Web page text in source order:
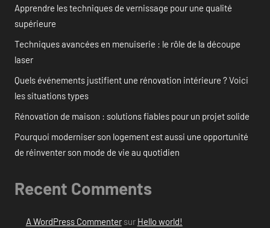
Apprendre les techniques de vernissage pour une qualité
supérieure
Techniques avancées en menuiserie : le rôle de la découpe
laser
Quels événements justifient une rénovation intérieure ? Voici
les situations types
Rénovation de maison : solutions fiables pour un projet solide
Pourquoi moderniser son logement est aussi une opportunité
de réinventer son mode de vie au quotidien
Recent Comments
A WordPress Commentersur Hello world!